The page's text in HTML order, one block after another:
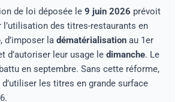
de loi déposée le 9 juin 2026 prévoit
l’utilisation des titres-restaurants en
, d’imposer la dématérialisation au 1er
d’autoriser leur usage le dimanche. Le
en septembre. Sans cette réforme,
d’utiliser les titres en grande surface